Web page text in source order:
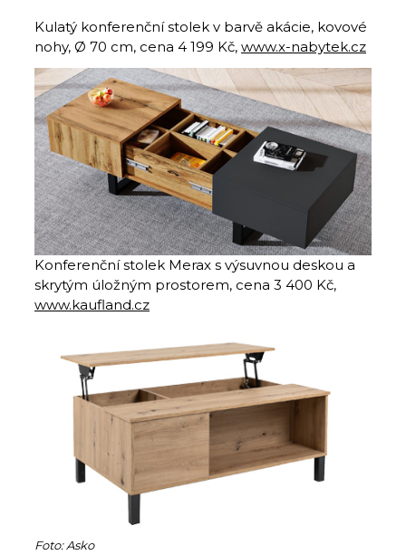
Kulatý konferenční stolek v barvě akácie, kovové
nohy, Ø 70 cm, cena 4 199 Kč, www.x-nabytek.cz
Konferenční stolek Merax s výsuvnou deskou a
skrytým úložným prostorem, cena 3 400 Kč,
www.kaufland.cz
Foto: Asko